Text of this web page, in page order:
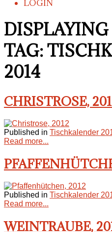
LOGIN
TAG:
2014
CHRISTROSE,
Published in Tischkalender
Read more...
Published in Tischkalender
Read more...
WEINTRAUBE,